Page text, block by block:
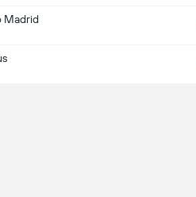
Madrid